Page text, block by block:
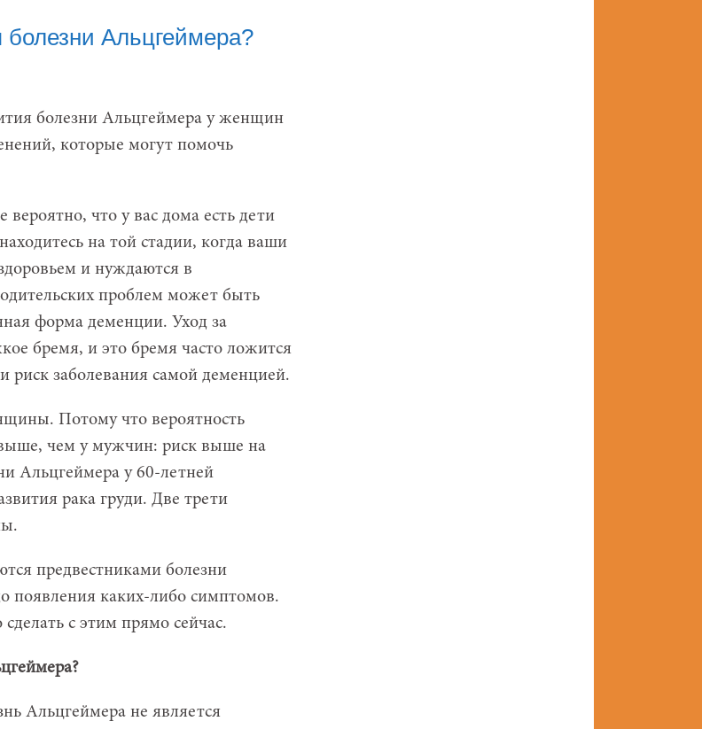
болезни Альцгеймера?
болезни Альцгеймера у женщин
которые могут помочь
что у вас дома есть дети
на той стадии, когда ваши
и нуждаются в
проблем может быть
форма деменции. Уход за
бремя, и это бремя часто ложится
заболевания самой деменцией.
Потому что вероятность
выше, чем у мужчин: риск выше на
Альцгеймера у 60-летней
рака груди. Две трети
предвестниками болезни
появления каких-либо симптомов.
с этим прямо сейчас.
Альцгеймера не является